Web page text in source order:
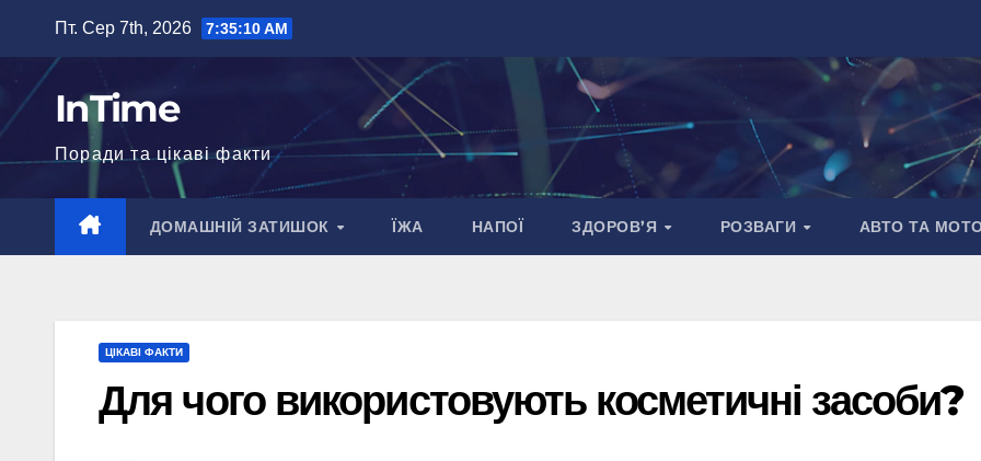
вмісту
Пт. Сер 7th, 2026 7:35:11 AM
InTime
Поради та цікаві факти
ДОМАШНІЙ ЗАТИШОК ЇЖА НАПОЇ ЗДОРОВ’Я РОЗВАГИ АВТО ТА
ЦІКАВІ ФАКТИ
Для чого використовують косметичні засоби?